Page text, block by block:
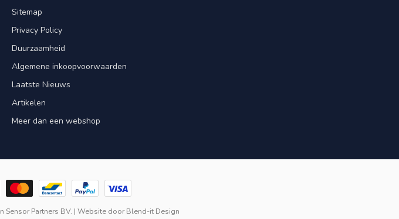
Sitemap
Privacy Policy
Duurzaamheid
Algemene inkoopvoorwaarden
Laatste Nieuws
Artikelen
Meer dan een webshop
Sensor Partners BV. | Website doorBlend-it Design